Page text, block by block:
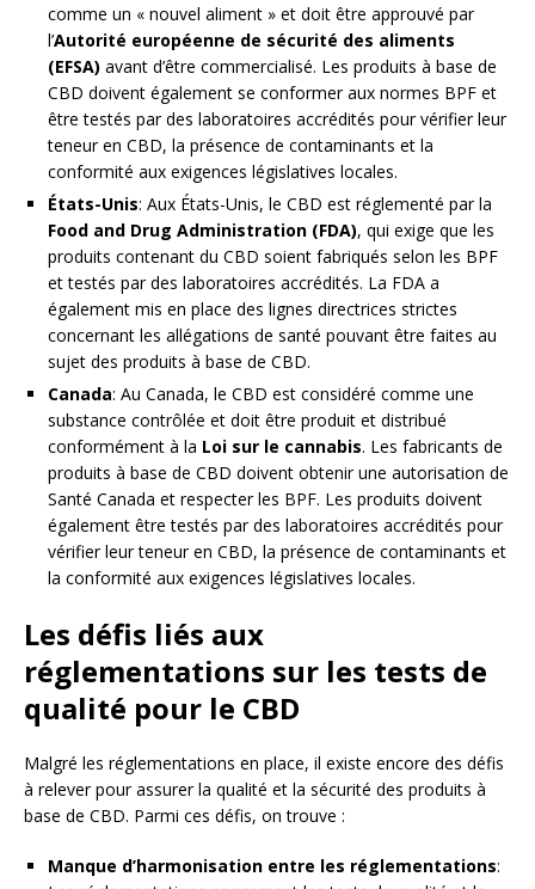
comme un « nouvel aliment » et doit être approuvé par
l’Autorité européenne de sécurité des aliments
(EFSA) avant d’être commercialisé. Les produits à base de
CBD doivent également se conformer aux normes BPF et
être testés par des laboratoires accrédités pour vérifier leur
teneur en CBD, la présence de contaminants et la
conformité aux exigences législatives locales.
États-Unis: Aux États-Unis, le CBD est réglementé par la
Food and Drug Administration (FDA), qui exige que les
produits contenant du CBD soient fabriqués selon les BPF
et testés par des laboratoires accrédités. La FDA a
également mis en place des lignes directrices strictes
concernant les allégations de santé pouvant être faites au
sujet des produits à base de CBD.
Canada: Au Canada, le CBD est considéré comme une
substance contrôlée et doit être produit et distribué
conformément à la Loi sur le cannabis. Les fabricants de
produits à base de CBD doivent obtenir une autorisation de
Santé Canada et respecter les BPF. Les produits doivent
également être testés par des laboratoires accrédités pour
vérifier leur teneur en CBD, la présence de contaminants et
la conformité aux exigences législatives locales.
Les défis liés aux
réglementations sur les tests de
qualité pour le CBD
Malgré les réglementations en place, il existe encore des défis
à relever pour assurer la qualité et la sécurité des produits à
base de CBD. Parmi ces défis, on trouve :
Manque d’harmonisation entre les réglementations: